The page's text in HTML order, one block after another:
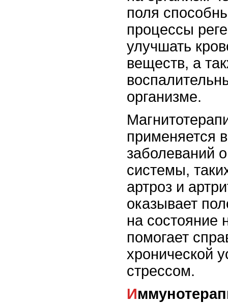
поля
процессы
улучшать
веществ, а
организме.
применяется
заболеваний
системы,
артроз и
оказывает
на состояние
помогает
хронической
стрессом.